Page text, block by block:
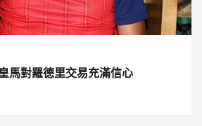
馬對羅德里交易充滿信心